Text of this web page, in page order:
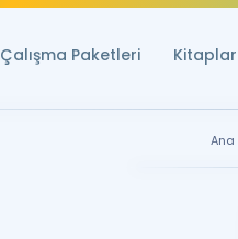
Çalışma Paketleri
Ana